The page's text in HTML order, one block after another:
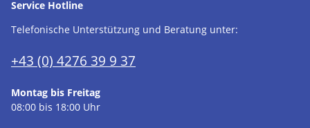
Service Hotline
Telefonische Unterstützung und Beratung unter:
+43 (0) 4276 39 9 37
Montag bis Freitag
08:00 bis 18:00 Uhr